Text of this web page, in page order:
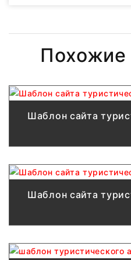
Шаблон сайта
Шаблон сайта